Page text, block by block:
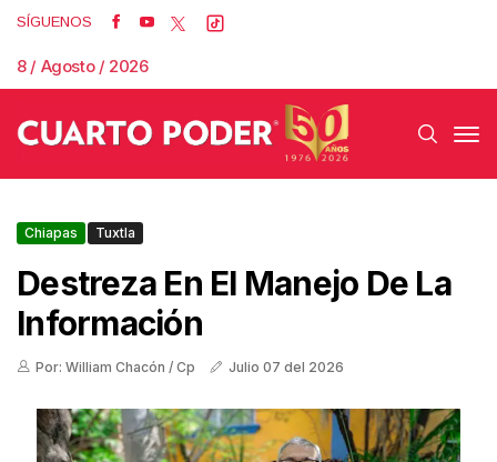
SÍGUENOS
8 / Agosto / 2026
Chiapas Tuxtla
Destreza En El Manejo De La
Información
Por: William Chacón / Cp Julio 07 del 2026